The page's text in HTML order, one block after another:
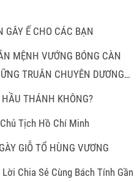
GÂY Ế CHO CÁC BẠN
MỆNH VƯỚNG BÓNG CÀN
TRUÂN CHUYÊN DƯƠNG
THÁNH KHÔNG?
Tịch Hồ Chí Minh
GIỖ TỔ HÙNG VƯƠNG
Chia Sẻ Cùng Bách Tính Gần